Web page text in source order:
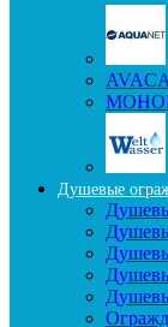
Душевые